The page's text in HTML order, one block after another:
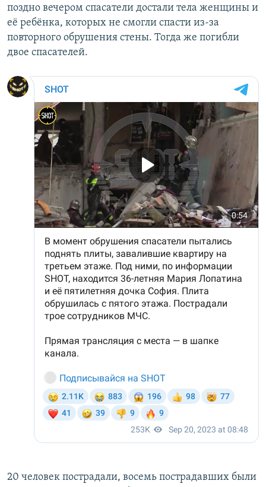
поздно вечером спасатели достали тела женщины и
её ребёнка, которых не смогли спасти из-за
повторного обрушения стены. Тогда же погибли
двое спасателей.
20 человек пострадали, восемь пострадавших были